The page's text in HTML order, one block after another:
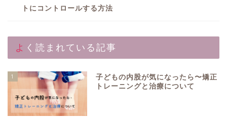
トにコントロールする方法
よく読まれている記事
1
子どもの内股が気になったら〜矯正
トレーニングと治療について